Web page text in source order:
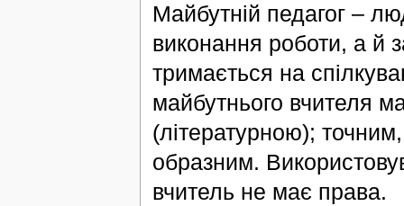
Майбутній педагог –
виконання роботи, а й
тримається на
майбутнього вчителя
(літературною);
образним.
вчитель не має права.